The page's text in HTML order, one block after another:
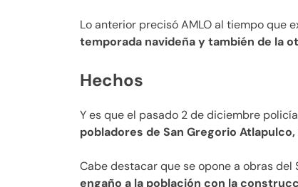
Lo anterior precisó AMLO al tiempo que
temporada navideña y también de la
Hechos
Y es que el pasado 2 de diciembre
pobladores de San Gregorio
Cabe destacar que se opone a obras
engaño a la población con la